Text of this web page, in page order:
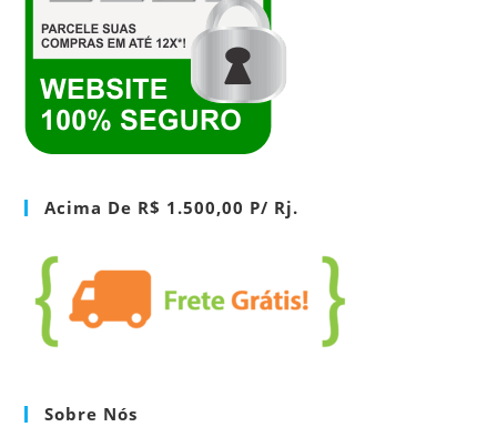
Acima De R$ 1.500,00 P/ Rj.
Sobre Nós